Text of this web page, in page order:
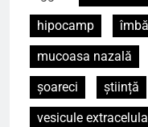
hipocamp
mucoasa nazală
șoareci
știință
vesicule